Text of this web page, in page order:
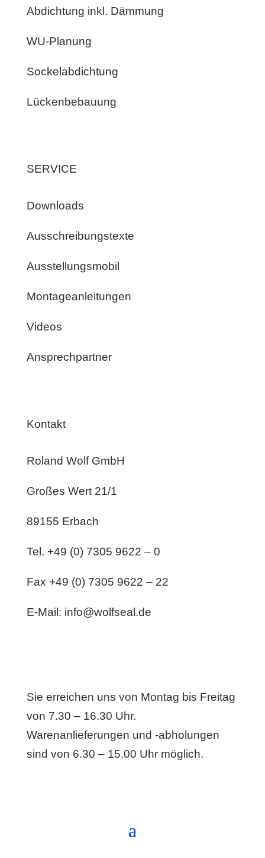
Abdichtung inkl. Dämmung
WU-Planung
Sockelabdichtung
Lückenbebauung
SERVICE
Downloads
Ausschreibungstexte
Ausstellungsmobil
Montageanleitungen
Videos
Ansprechpartner
Kontakt
Roland Wolf GmbH
Großes Wert 21/1
89155 Erbach
Tel. +49 (0) 7305 9622 – 0
Fax +49 (0) 7305 9622 – 22
E-Mail: info@wolfseal.de
Sie erreichen uns von Montag bis Freitag
von 7.30 – 16.30 Uhr.
Warenanlieferungen und -abholungen
sind von 6.30 – 15.00 Uhr möglich.